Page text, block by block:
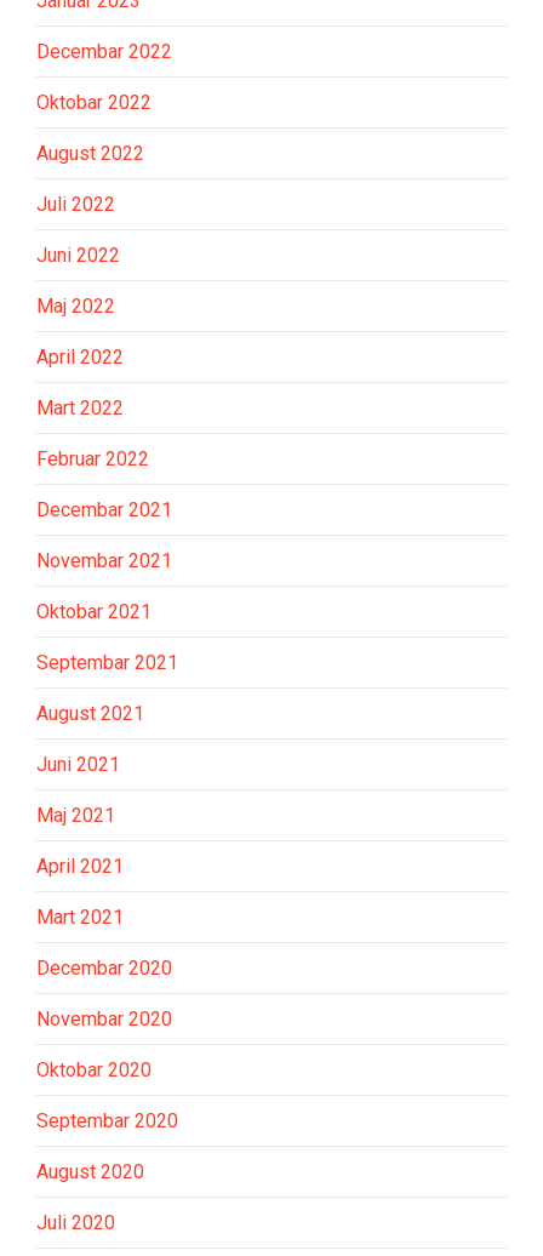
Decembar 2022
Oktobar 2022
August 2022
Juli 2022
Juni 2022
Maj 2022
April 2022
Mart 2022
Februar 2022
Decembar 2021
Novembar 2021
Oktobar 2021
Septembar 2021
August 2021
Juni 2021
Maj 2021
April 2021
Mart 2021
Decembar 2020
Novembar 2020
Oktobar 2020
Septembar 2020
August 2020
Juli 2020